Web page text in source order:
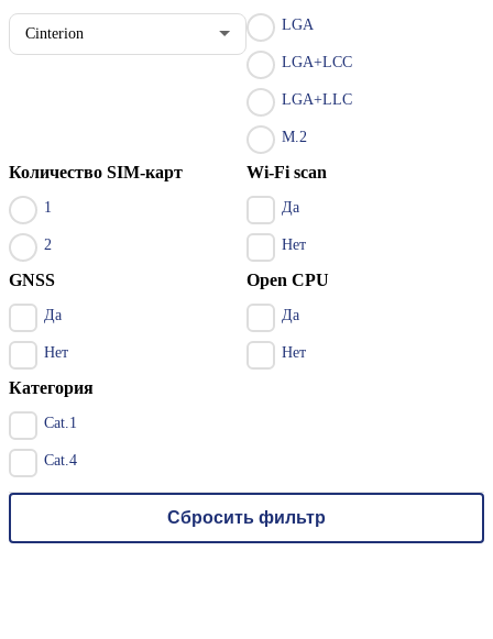
Cinterion
LGA
LGA+LCC
LGA+LLC
M.2
Количество SIM-карт
1
2
Wi-Fi scan
Да
Нет
GNSS
Да
Нет
Open CPU
Да
Нет
Категория
Cat.1
Cat.4